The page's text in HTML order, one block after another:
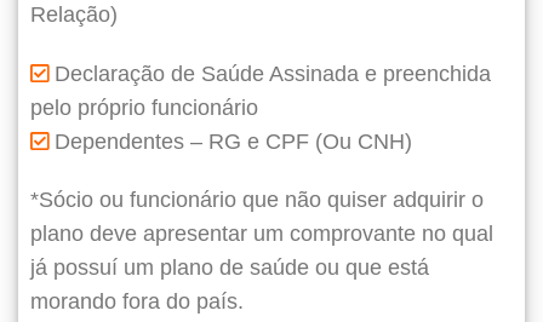
Relação)
Declaração de Saúde Assinada e preenchida
pelo próprio funcionário
Dependentes – RG e CPF (Ou CNH)
*Sócio ou funcionário que não quiser adquirir o
plano deve apresentar um comprovante no qual
já possuí um plano de saúde ou que está
morando fora do país.